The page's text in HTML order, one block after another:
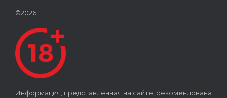
©2026
Информация, представленная на сайте, рекомендована